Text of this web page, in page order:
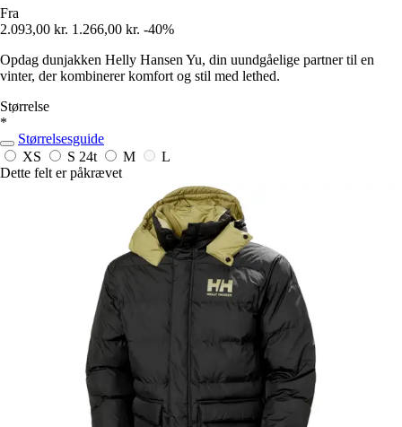
Fra
2.093,00 kr. 1.266,00 kr. -40%
Opdag dunjakken Helly Hansen Yu, din uundgåelige partner til en
vinter, der kombinerer komfort og stil med lethed.
Størrelse
*
Størrelsesguide
XS
S 24t M
L
Dette felt er påkrævet